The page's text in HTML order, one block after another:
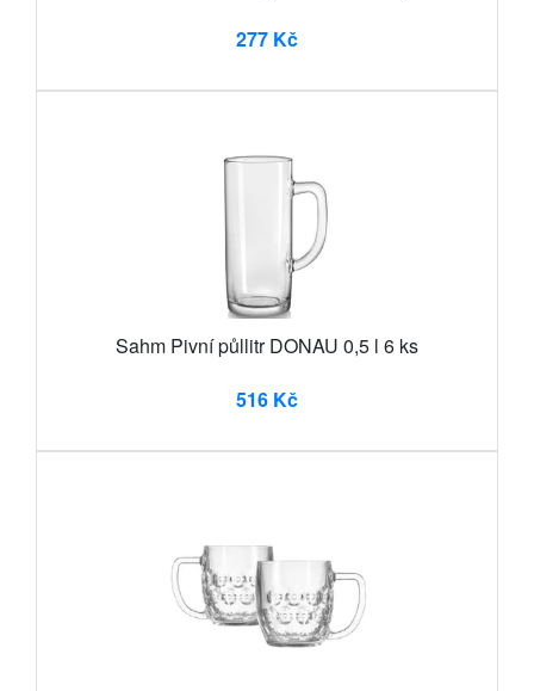
277 Kč
Sahm Pivní půllitr DONAU 0,5 l 6 ks
516 Kč